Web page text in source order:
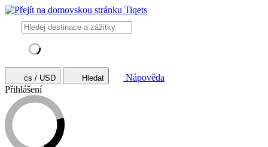
cs / USD Hledat
Nápověda
Přihlášení